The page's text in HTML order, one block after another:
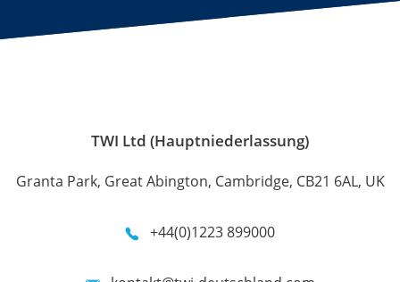
TWI Ltd (Hauptniederlassung)
Granta Park, Great Abington, Cambridge, CB21 6AL, UK
+44(0)1223 899000